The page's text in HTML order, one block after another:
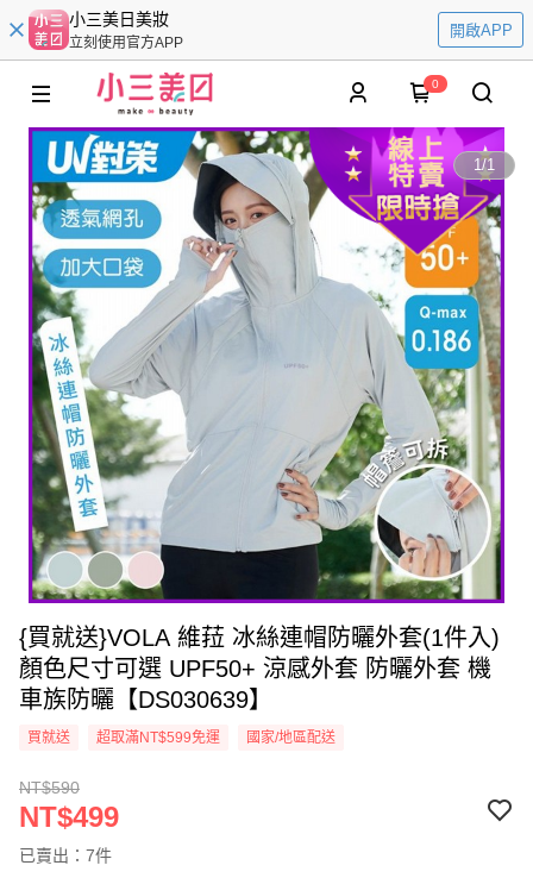
小三美日美妝
立刻使用官方APP
開啟APP
0
1/1
{買就送}VOLA 維菈 冰絲連帽防曬外套(1件入)
顏色尺寸可選 UPF50+ 涼感外套 防曬外套 機
車族防曬【DS030639】
買就送 超取滿NT$599免運 國家/地區配送
NT$590
NT$499
已賣出：7件